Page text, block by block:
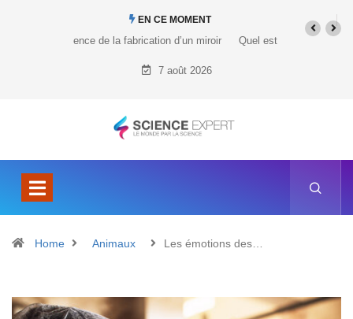
EN CE MOMENT
Quel est le prix du Tesla Cybertruck ?
7 août 2026
Home Animaux Les émotions des…